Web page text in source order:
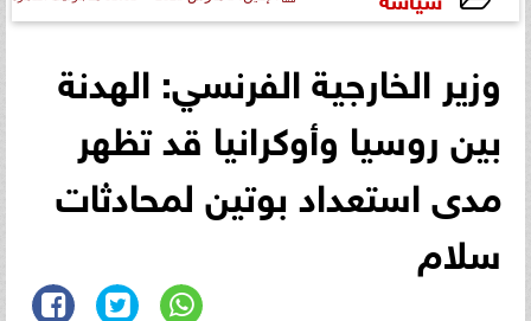
وزير الخارجية الفرنسي: الهدنة
بين روسيا وأوكرانيا قد تظهر
مدى استعداد بوتين لمحادثات
سلام